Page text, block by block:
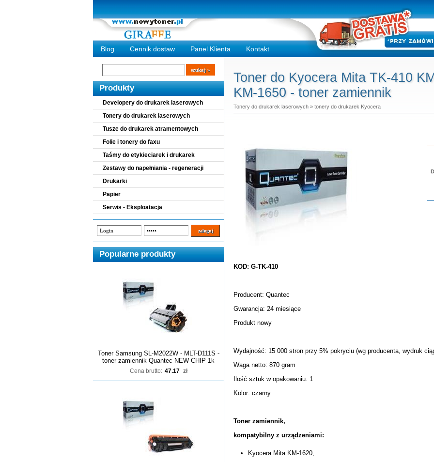
Blog Cennik dostaw Panel Klienta Kontakt
Wyszukiwarka
szukaj
Produkty
Developery do drukarek laserowych
Tonery do drukarek laserowych
Tusze do drukarek atramentowych
Folie i tonery do faxu
Taśmy do etykieciarek i drukarek
Zestawy do napełniania - regeneracji
Drukarki
Papier
Serwis - Eksploatacja
Popularne produkty
Toner Samsung SL-M2022W - MLT-D111S -
toner zamiennik Quantec NEW CHIP 1k
Cena brutto: 47.17 zł
Toner do Kyocera Mita TK-410
KM-1650 - toner zamiennik
Tonery do drukarek laserowych » tonery do drukarek Kyocera
KOD: G-TK-410
Producent: Quantec
Gwarancja: 24 miesiące
Produkt nowy
Wydajność: 15 000 stron przy 5% pokryciu (wg producenta, wydruk
Waga netto: 870 gram
Ilość sztuk w opakowaniu: 1
Kolor: czarny
Toner zamiennik,
kompatybilny z urządzeniami:
Kyocera Mita KM-1620,